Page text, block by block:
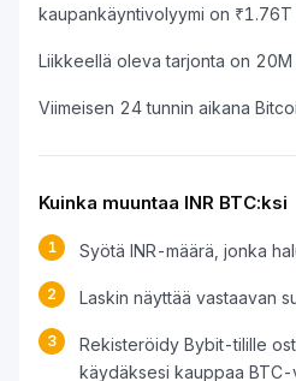
kaupankäyntivolyymi on ₹1.76T
Liikkeellä oleva tarjonta on 20M
Viimeisen 24 tunnin aikana
Kuinka muuntaa INR BTC:ksi
1 Syötä INR-määrä, jonka
2 Laskin näyttää vastaavan
3
Rekisteröidy Bybit-tilille
käydäksesi kauppaa BTC-